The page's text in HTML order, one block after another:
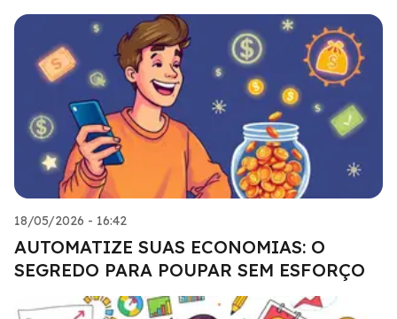
18/05/2026 - 16:42
AUTOMATIZE SUAS ECONOMIAS: O
SEGREDO PARA POUPAR SEM ESFORÇO